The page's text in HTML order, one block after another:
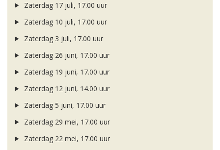
Zaterdag 17 juli, 17.00 uur
Zaterdag 10 juli, 17.00 uur
Zaterdag 3 juli, 17.00 uur
Zaterdag 26 juni, 17.00 uur
Zaterdag 19 juni, 17.00 uur
Zaterdag 12 juni, 14.00 uur
Zaterdag 5 juni, 17.00 uur
Zaterdag 29 mei, 17.00 uur
Zaterdag 22 mei, 17.00 uur